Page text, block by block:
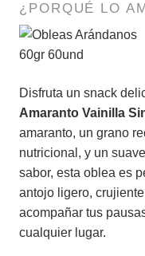
¿PORQUÉ LO
Disfruta un snack
Amaranto Vainilla
amaranto, un grano
nutricional, y un
sabor, esta oblea es
antojo ligero,
acompañar tus
cualquier lugar.